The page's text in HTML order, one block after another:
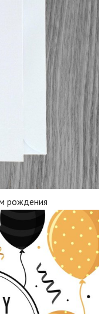
рождения